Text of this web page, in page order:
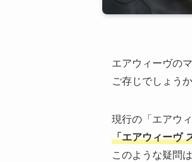
エアウィーヴの
ご存じでしょう
現行の「エアウ
「エアウィーヴ
このような疑問